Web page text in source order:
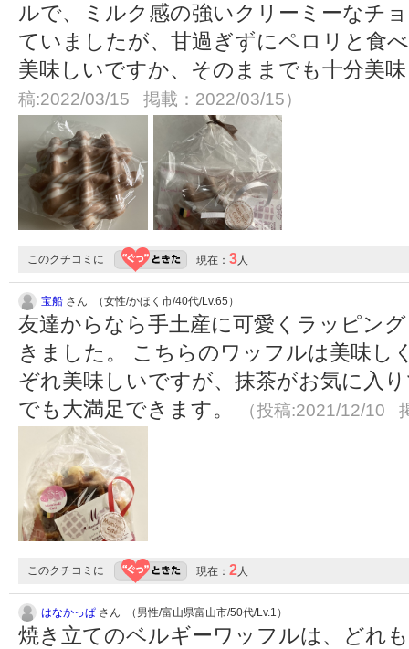
ルで、ミルク感の強いクリーミーなチ
ていましたが、甘過ぎずにペロリと食
美味しいですか、そのままでも十分美
稿:2022/03/15 掲載：2022/03/15）
このクチコミに 現在： 3人
宝船 さん （女性/かほく市/40代/Lv.65）
友達からなら手土産に可愛くラッピン
きました。 こちらのワッフルは美味し
ぞれ美味しいですが、抹茶がお気に入
でも大満足できます。
（投稿:2021/12/10
このクチコミに 現在： 2人
はなかっぱ さん （男性/富山県富山市/50代/Lv.1）
焼き立てのベルギーワッフルは、どれ